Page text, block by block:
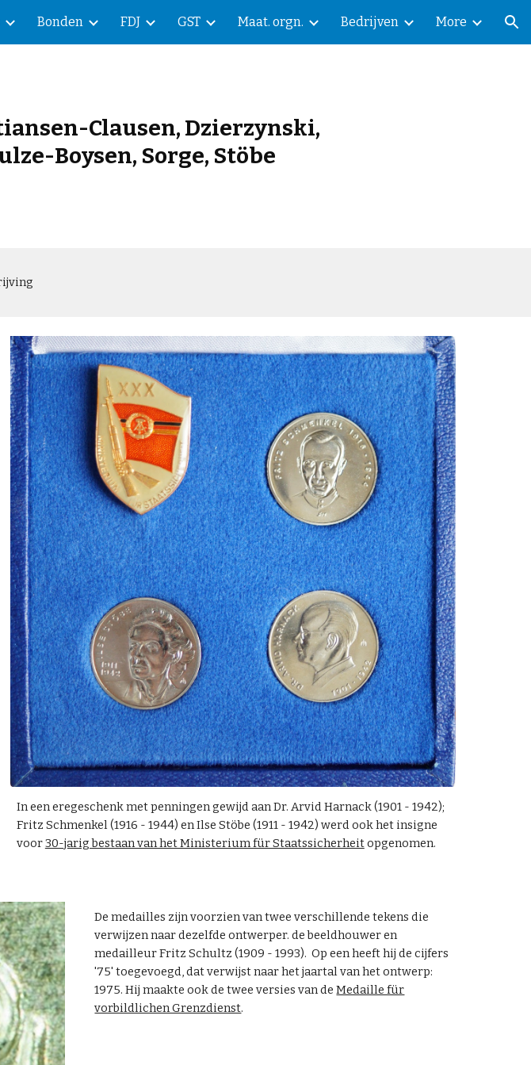
Skip to navigation
Bonden FDJ GST Maat. orgn. Bedrijven More
Clausen, Dzierzynski,
Boysen, Sorge, Stöbe
In een eregeschenk met penningen gewijd aan Dr. Arvid Harnack (1901 - 1942);
Fritz Schmenkel (1916 - 1944) en Ilse Stöbe (1911 - 1942) werd ook het insigne
voor30-jarig bestaan van het Ministerium für Staatssicherheitopgenomen.
De medailles zijn voorzien van twee verschillende tekens die
verwijzen naar dezelfde ontwerper. de beeldhouwer en
medailleur Fritz Schultz (1909 - 1993). Op een heeft hij de cijfers
'75' toegevoegd, dat verwijst naar het jaartal van het ontwerp:
1975. Hij maakte ook de twee versies van deMedaille für
vorbildlichen Grenzdienst.